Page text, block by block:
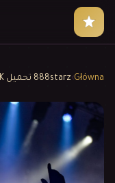
Główna
›888starz تحميل APK — مراجعة شاملة للتطبيق 2026